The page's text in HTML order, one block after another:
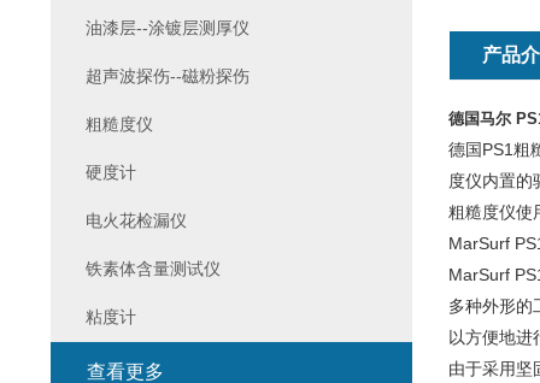
产品
德国马尔
德国PS1粗
度仪内置
粗糙度仪使
MarSurf
MarSurf
多种外形的
以方便地进
由于采用坚
油漆层--涂镀层测厚仪
超声波探伤--磁粉探伤
粗糙度仪
硬度计
电火花检漏仪
铁素体含量测试仪
粘度计
查看更多